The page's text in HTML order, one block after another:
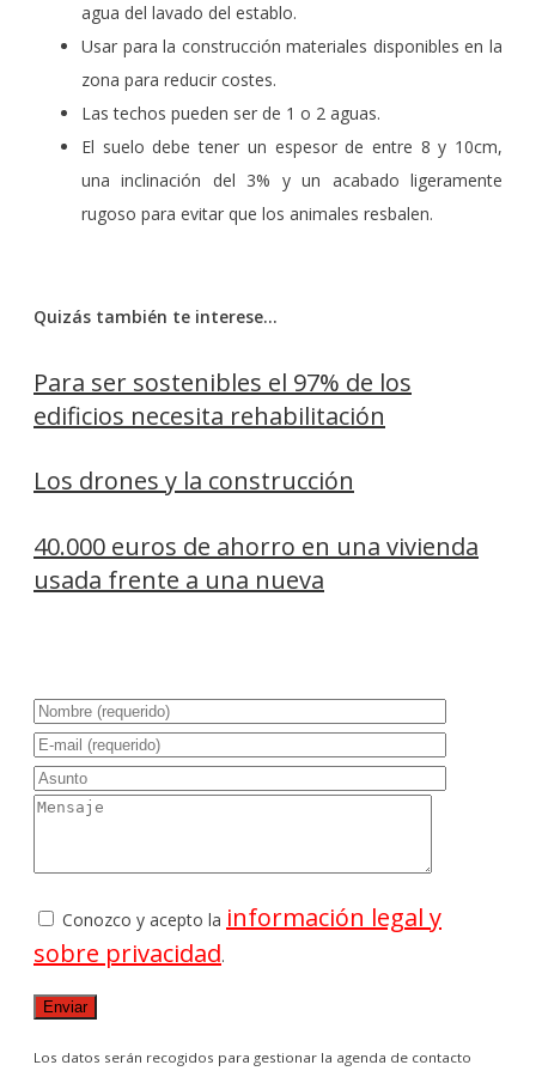
agua del lavado del establo.
Usar para la construcción materiales disponibles en la
zona para reducir costes.
Las techos pueden ser de 1 o 2 aguas.
El suelo debe tener un espesor de entre 8 y 10cm,
una inclinación del 3% y un acabado ligeramente
rugoso para evitar que los animales resbalen.
Quizás también te interese…
Para ser sostenibles el 97% de los
edificios necesita rehabilitación
Los drones y la construcción
40.000 euros de ahorro en una vivienda
usada frente a una nueva
Conozco y acepto la información legal y
sobre privacidad.
Los datos serán recogidos para gestionar la agenda de contacto